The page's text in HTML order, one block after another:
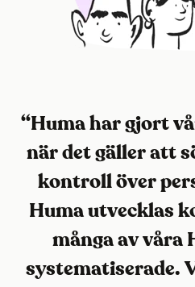
“Huma har gjort
när det gäller att
kontroll över
Huma utvecklas
många av våra
systematiserade.